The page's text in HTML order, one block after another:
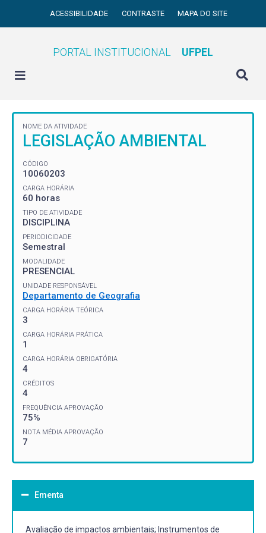
ACESSIBILIDADE CONTRASTE MAPA DO SITE
PORTAL INSTITUCIONAL UFPEL
NOME DA ATIVIDADE
LEGISLAÇÃO AMBIENTAL
CÓDIGO
10060203
CARGA HORÁRIA
60 horas
TIPO DE ATIVIDADE
DISCIPLINA
PERIODICIDADE
Semestral
MODALIDADE
PRESENCIAL
UNIDADE RESPONSÁVEL
Departamento de Geografia
CARGA HORÁRIA TEÓRICA
3
CARGA HORÁRIA PRÁTICA
1
CARGA HORÁRIA OBRIGATÓRIA
4
CRÉDITOS
4
FREQUÊNCIA APROVAÇÃO
75%
NOTA MÉDIA APROVAÇÃO
7
Ementa
Avaliação de impactos ambientais; Instrumentos de